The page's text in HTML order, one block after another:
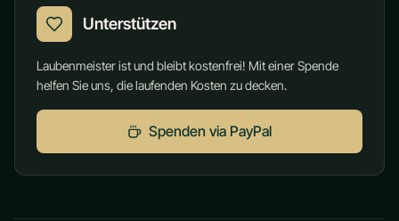
Unterstützen
Laubenmeister ist und bleibt kostenfrei! Mit einer Spende
helfen Sie uns, die laufenden Kosten zu decken.
Spenden via PayPal